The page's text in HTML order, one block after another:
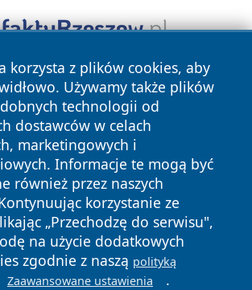
korzysta z plików cookies, aby
Używamy także plików
technologii od
dostawców w celach
marketingowych i
Informacje te mogą być
również przez naszych
korzystanie ze
„Przechodzę do serwisu",
na użycie dodatkowych
zgodnie z naszą polityką
Zaawansowane ustawienia .
Wszystkie prawa zastrzeżone.
Polityka
Prywatności
Polityka
Cookies